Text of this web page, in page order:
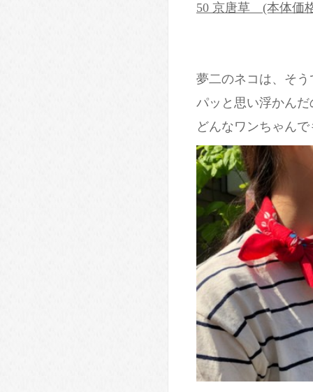
50 京唐草 (本体価
夢二のネコは、そう
パッと思い浮かん
どんなワンちゃん